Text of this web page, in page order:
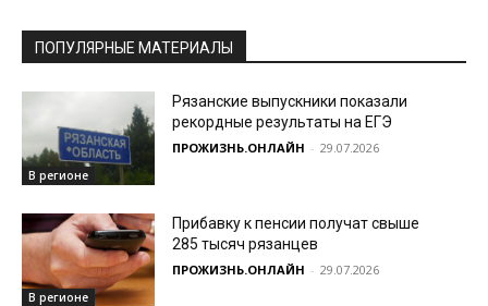
ПОПУЛЯРНЫЕ МАТЕРИАЛЫ
В регионе
Рязанские выпускники показали
рекордные результаты на ЕГЭ
ПРОЖИЗНЬ.ОНЛАЙН - 29.07.2026
В регионе
Прибавку к пенсии получат свыше
285 тысяч рязанцев
ПРОЖИЗНЬ.ОНЛАЙН - 29.07.2026